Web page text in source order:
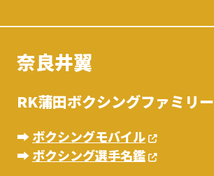
奈良井翼
RK蒲田ボクシングファミリー
➡︎ ボクシングモバイル
➡︎ ボクシング選手名鑑